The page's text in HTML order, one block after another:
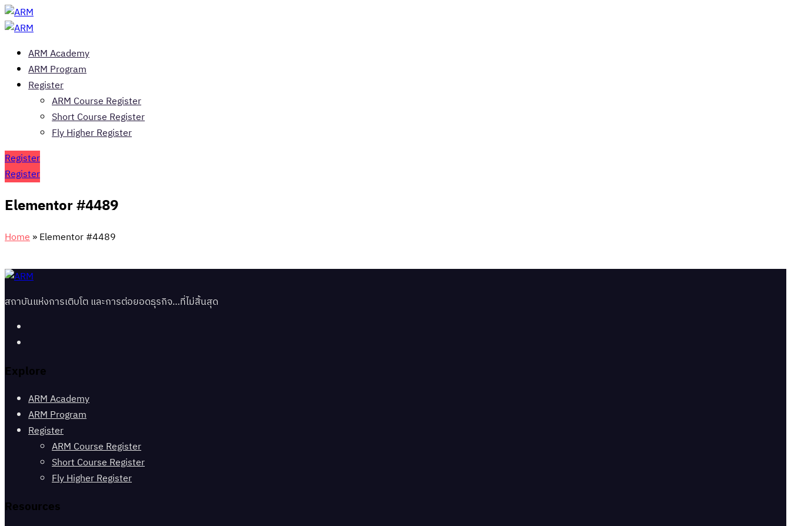
ARM Academy
ARM Program
Register
ARM Course Register
Short Course Register
Fly Higher Register
Register
Register
Elementor #4489
Home»Elementor #4489
สถาบันแห่งการเติบโต และการต่อยอดธุรกิจ…ที่ไม่สิ้นสุด
Explore
ARM Academy
ARM Program
Register
ARM Course Register
Short Course Register
Fly Higher Register
Resources